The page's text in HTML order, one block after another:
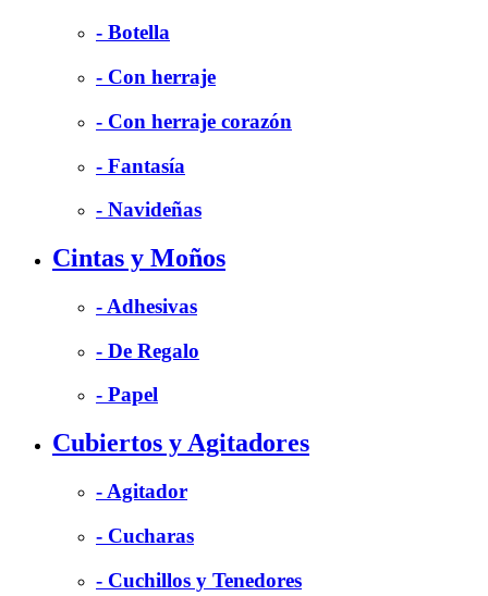
- Botella
- Con herraje
- Con herraje corazón
- Fantasía
- Navideñas
Cintas y Moños
- Adhesivas
- De Regalo
- Papel
Cubiertos y Agitadores
- Agitador
- Cucharas
- Cuchillos y Tenedores